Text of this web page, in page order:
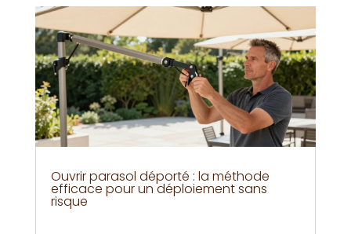
Ouvrir parasol déporté : la méthode
efficace pour un déploiement sans
risque